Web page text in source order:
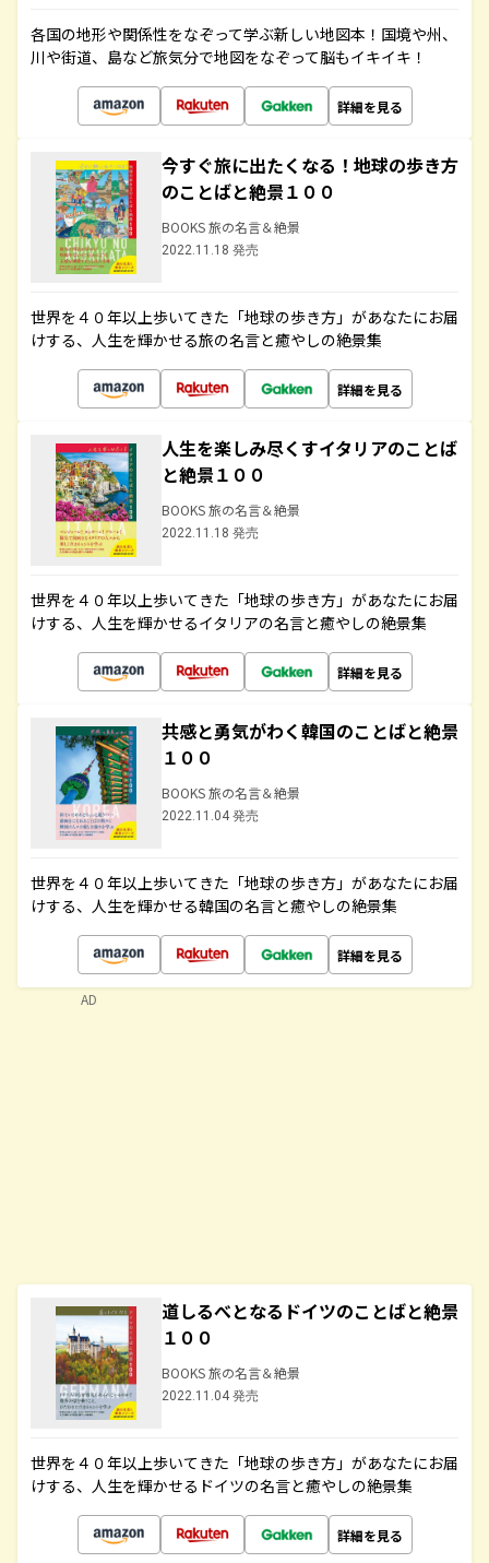
各国の地形や関係性をなぞって学ぶ新しい地図本！国境や州、
川や街道、島など旅気分で地図をなぞって脳もイキイキ！
詳細を見る
今すぐ旅に出たくなる！地球の歩き方
のことばと絶景１００
BOOKS 旅の名言＆絶景
2022.11.18 発売
世界を４０年以上歩いてきた「地球の歩き方」があなたにお届
けする、人生を輝かせる旅の名言と癒やしの絶景集
詳細を見る
人生を楽しみ尽くすイタリアのことば
と絶景１００
BOOKS 旅の名言＆絶景
2022.11.18 発売
世界を４０年以上歩いてきた「地球の歩き方」があなたにお届
けする、人生を輝かせるイタリアの名言と癒やしの絶景集
詳細を見る
共感と勇気がわく韓国のことばと絶景
１００
BOOKS 旅の名言＆絶景
2022.11.04 発売
世界を４０年以上歩いてきた「地球の歩き方」があなたにお届
けする、人生を輝かせる韓国の名言と癒やしの絶景集
詳細を見る
道しるべとなるドイツのことばと絶景
１００
BOOKS 旅の名言＆絶景
2022.11.04 発売
世界を４０年以上歩いてきた「地球の歩き方」があなたにお届
けする、人生を輝かせるドイツの名言と癒やしの絶景集
詳細を見る
AD